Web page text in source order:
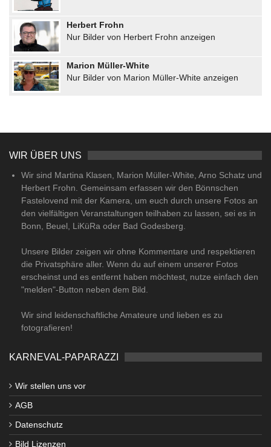
Herbert Frohn
Nur Bilder von Herbert Frohn anzeigen
Marion Müller-White
Nur Bilder von Marion Müller-White anzeigen
WIR ÜBER UNS
Wir sind Martina Klasen, Marion Müller-White, Arno Schatz und
Herbert Frohn. Gemeinsam erfassen wir den Bönnschen
Fastelovend mit der Kamera, um euch durch unsere Fotos an
den vielfältigen Veranstaltungen teilhaben zu lassen, sei es in
Bonn, Beuel, LiKüRa oder Bad Godesberg.
Unsere Bilder zeigen wir ohne Kommentare und respektieren
die Privatsphäre aller. Wenn du auf einem unserer Fotos
erscheinst und es entfernt haben möchtest, nutze einfach den
"melden"-Button neben dem Bild.
Wir sind leidenschaftliche Amateure und lieben es zu
fotografieren!
KARNEVAL-PAPARAZZI
Wir stellen uns vor
AGB
Datenschutz
Bild Lizenzen